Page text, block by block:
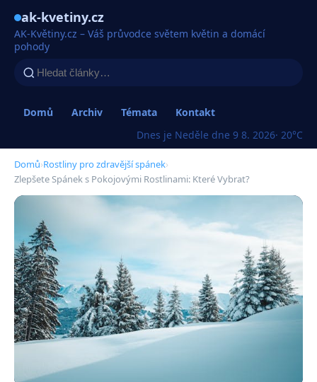
ak-kvetiny.cz
AK-Květiny.cz – Váš průvodce světem květin a domácí
pohody
Domů Archiv Témata
Kontakt
Dnes je Neděle dne 9 8. 2026· 20°C
Domů›Rostliny pro zdravější spánek›
Zlepšete Spánek s Pokojovými Rostlinami: Které Vybrat?